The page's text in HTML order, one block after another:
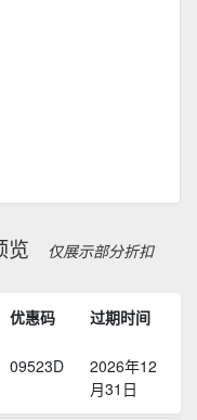
览
仅展示部分折扣
优惠码 过期时间
09523D
2026年12
月31日